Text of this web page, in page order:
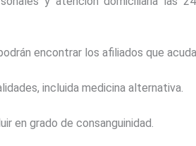
encontrar los afiliados que
incluida medicina alternativa.
en grado de consanguinidad.